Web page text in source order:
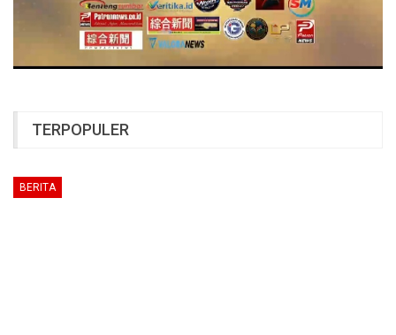
TERPOPULER
BERITA